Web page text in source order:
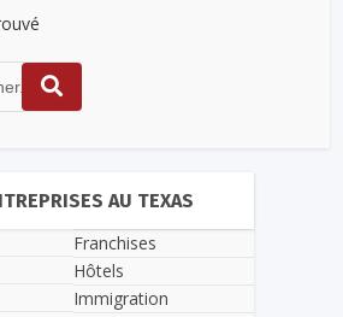
AU TEXAS
Franchises
Hôtels
Immigration